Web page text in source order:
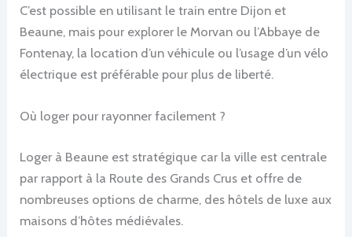
C’est possible en utilisant le train entre Dijon et
Beaune, mais pour explorer le Morvan ou l’Abbaye de
Fontenay, la location d’un véhicule ou l’usage d’un vélo
électrique est préférable pour plus de liberté.
Où loger pour rayonner facilement ?
Loger à Beaune est stratégique car la ville est centrale
par rapport à la Route des Grands Crus et offre de
nombreuses options de charme, des hôtels de luxe aux
maisons d’hôtes médiévales.